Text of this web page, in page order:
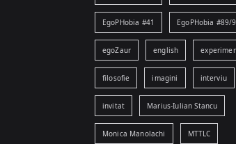
EgoPHobia #41 EgoPHobia #89/
egoZaur english
filosofie imagini interviu
invitat Marius-Iulian Stancu
Monica Manolachi MTTLC